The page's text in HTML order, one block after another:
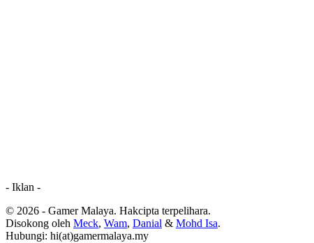
- Iklan -
© 2026 - Gamer Malaya. Hakcipta terpelihara.
Disokong oleh Meck, Wam, Danial & Mohd Isa.
Hubungi: hi(at)gamermalaya.my